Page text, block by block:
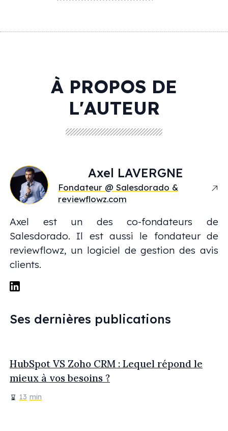
À PROPOS DE
L'AUTEUR
Axel LAVERGNE
Fondateur @ Salesdorado &
reviewflowz.com
Axel est un des co-fondateurs de
Salesdorado. Il est aussi le fondateur de
reviewflowz, un logiciel de gestion des avis
clients.
Ses dernières publications
HubSpot VS Zoho CRM : Lequel répond le
mieux à vos besoins ?
13 min